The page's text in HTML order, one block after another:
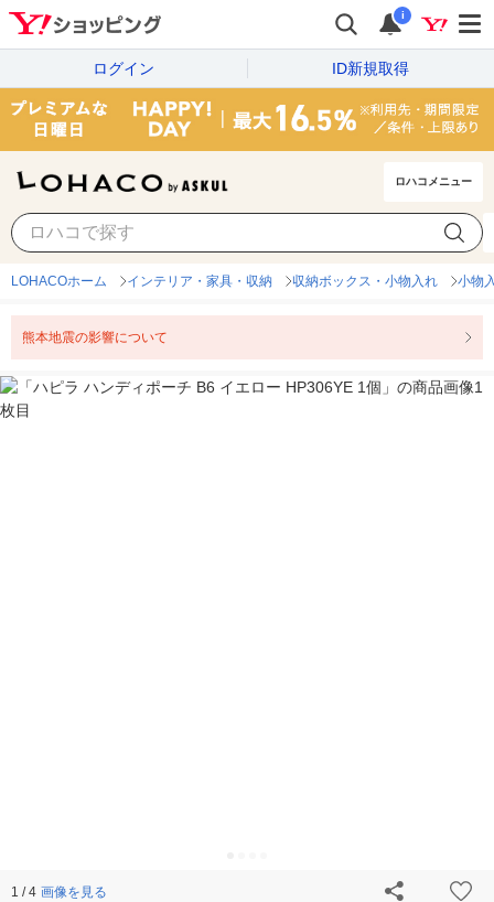
i
ログイン ID新規取得
ロハコメニュー
LOHACOホーム インテリア・家具・収納 収納ボックス・小物入れ 小物
熊本地震の影響について
1 / 4 画像を見る